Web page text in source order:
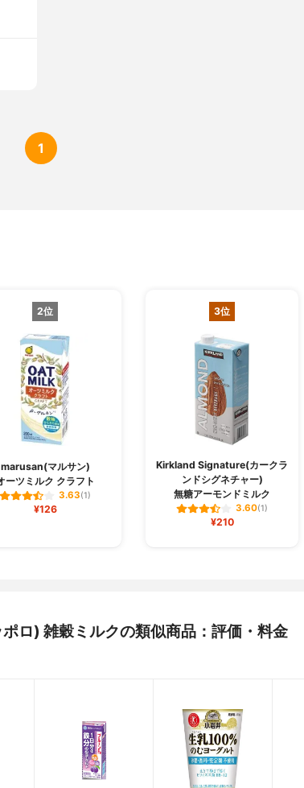
1
2位
marusan(マルサン)
ーツミルク クラフト
3.63(1)
¥126
3位
Kirkland Signature(カークラ
ンドシグネチャー)
無糖アーモンドミルク
3.60(1)
¥210
ロ) 雑穀ミルクの類似商品：評価・料金